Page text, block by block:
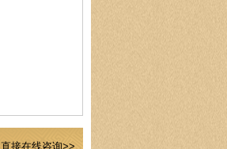
直接在线咨询>>